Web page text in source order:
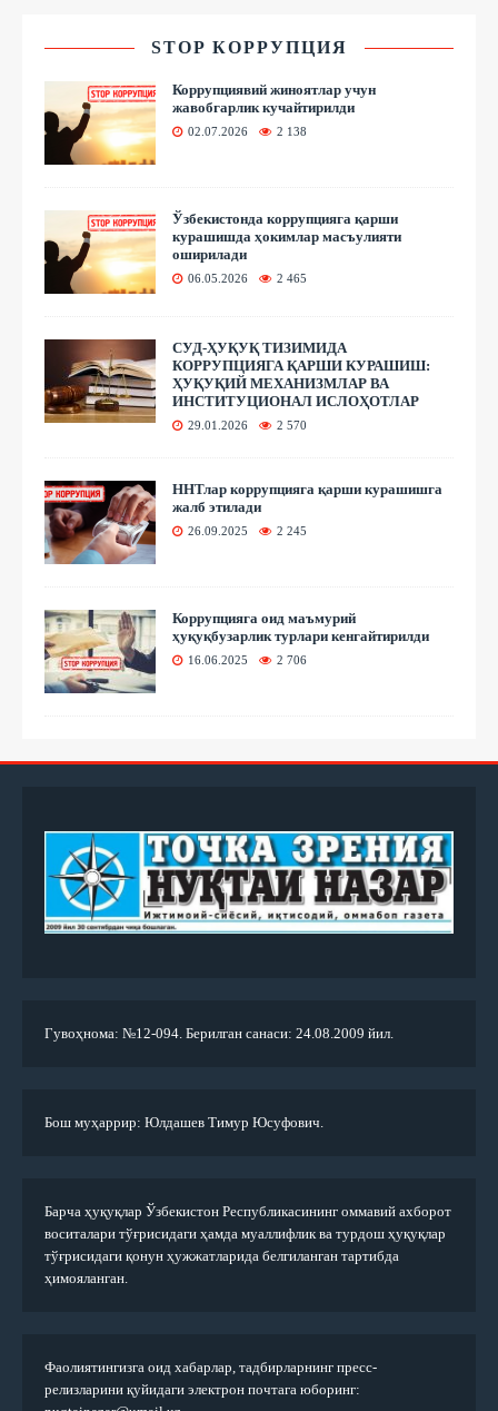
STOP КОРРУПЦИЯ
Коррупциявий жиноятлар учун
жавобгарлик кучайтирилди
02.07.2026 2 138
Ўзбекистонда коррупцияга қарши
курашишда ҳокимлар масъулияти
оширилади
06.05.2026 2 465
СУД-ҲУҚУҚ ТИЗИМИДА
КОРРУПЦИЯГА ҚАРШИ КУРАШИШ:
ҲУҚУҚИЙ МЕХАНИЗМЛАР ВА
ИНСТИТУЦИОНАЛ ИСЛОҲОТЛАР
29.01.2026 2 570
ННТлар коррупцияга қарши курашишга
жалб этилади
26.09.2025 2 245
Коррупцияга оид маъмурий
ҳуқуқбузарлик турлари кенгайтирилди
16.06.2025 2 706
Гувоҳнома: №12-094. Берилган санаси: 24.08.2009 йил.
Бош муҳаррир: Юлдашев Тимур Юсуфович.
Барча ҳуқуқлар Ўзбекистон Республикасининг оммавий ахборот
воситалари тўғрисидаги ҳамда муаллифлик ва турдош ҳуқуқлар
тўғрисидаги қонун ҳужжатларида белгиланган тартибда
ҳимояланган.
Фаолиятингизга оид хабарлар, тадбирларнинг пресс-
релизларини қуйидаги электрон почтага юборинг: